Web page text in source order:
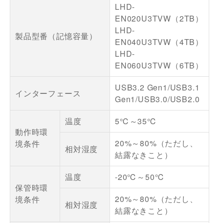
製品型番（記憶容量）
LHD-
EN020U3TVW（2TB）
LHD-
EN040U3TVW（4TB）
LHD-
EN060U3TVW（6TB）
インターフェース
USB3.2 Gen1/USB3.1
Gen1/USB3.0/USB2.0
動作時環
境条件
温度 5℃～35℃
相対湿度
20%～80%（ただし、
結露なきこと）
保管時環
境条件
温度 -20℃～50℃
相対湿度
20%～80%（ただし、
結露なきこと）